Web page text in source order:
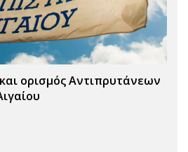
ορισμός Αντιπρυτάνεων